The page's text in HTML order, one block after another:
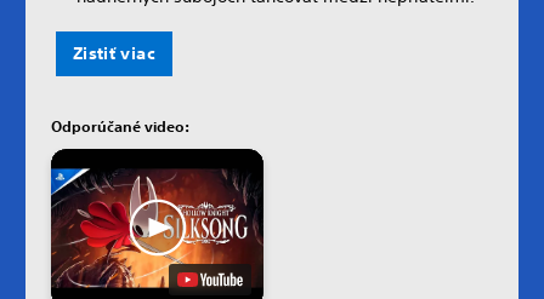
Zistiť viac
Odporúčané video: